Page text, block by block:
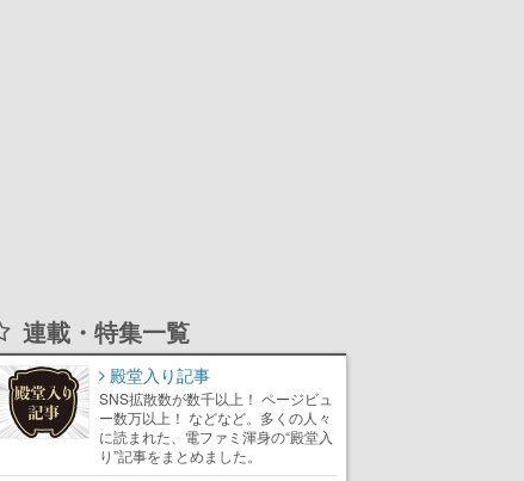
連載・特集一覧
殿堂入り記事
SNS拡散数が数千以上！ ページビュ
ー数万以上！ などなど。多くの人々
に読まれた、電ファミ渾身の“殿堂入
り”記事をまとめました。